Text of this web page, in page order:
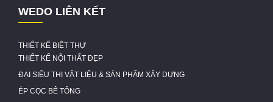
WEDO LIÊN KẾT
THIẾT KẾ BIỆT THỰ
THIẾT KẾ NỘI THẤT ĐẸP
ĐẠI SIÊU THỊ VẬT LIỆU & SẢN PHẨM XÂY DỰNG
ÉP CỌC BÊ TÔNG